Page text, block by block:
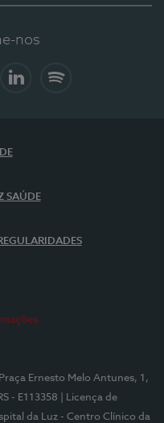
nos
SAÚDE
Praça Ernesto Melo Antunes, 1,
- E113358
| Licença de
da Luz - Centro Clínico da